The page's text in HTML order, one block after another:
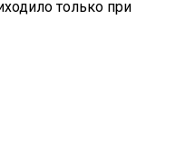
только при